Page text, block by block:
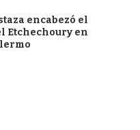
encabezó el
Etchechoury en